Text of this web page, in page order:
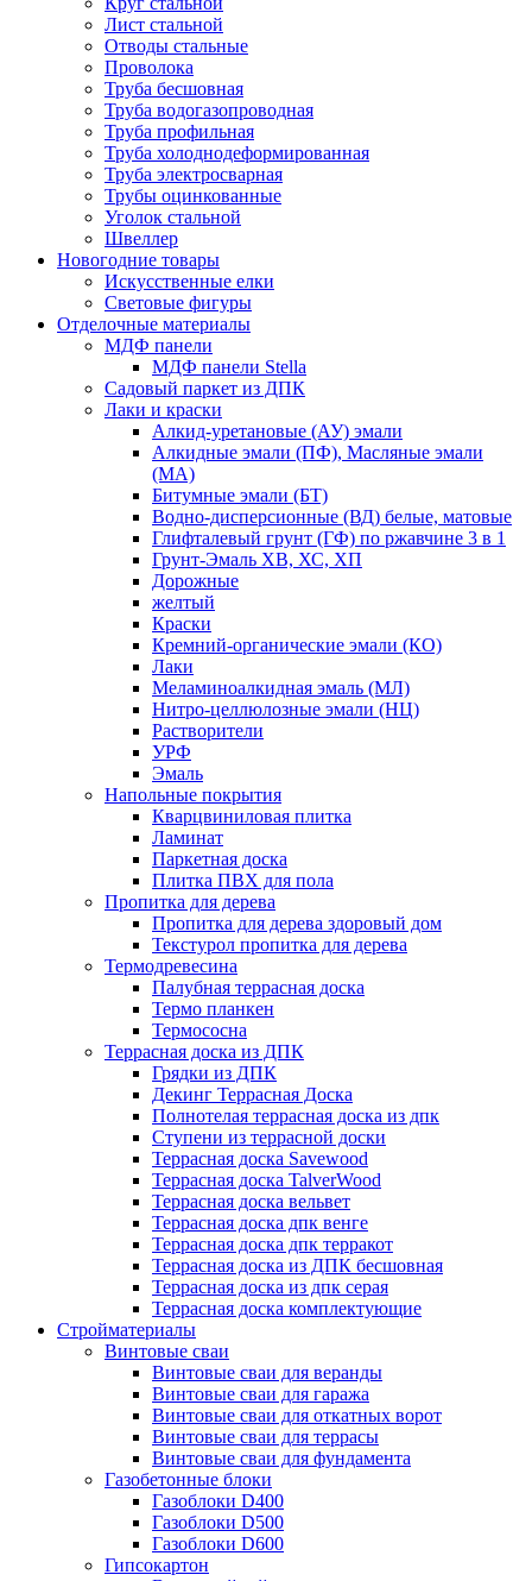
Лист стальной
Отводы стальные
Проволока
Труба бесшовная
Труба водогазопроводная
Труба профильная
Труба холоднодеформированная
Труба электросварная
Трубы оцинкованные
Уголок стальной
Швеллер
Новогодние товары
Искусственные елки
Световые фигуры
Отделочные материалы
МДФ панели
МДФ панели Stella
Садовый паркет из ДПК
Лаки и краски
Алкид-уретановые (АУ) эмали
Алкидные эмали (ПФ), Масляные эмали
(МА)
Битумные эмали (БТ)
Водно-дисперсионные (ВД) белые, матовые
Глифталевый грунт (ГФ) по ржавчине 3 в 1
Грунт-Эмаль ХВ, ХС, ХП
Дорожные
желтый
Краски
Кремний-органические эмали (КО)
Лаки
Меламиноалкидная эмаль (МЛ)
Нитро-целлюлозные эмали (НЦ)
Растворители
УРФ
Эмаль
Напольные покрытия
Кварцвиниловая плитка
Ламинат
Паркетная доска
Плитка ПВХ для пола
Пропитка для дерева
Пропитка для дерева здоровый дом
Текстурол пропитка для дерева
Термодревесина
Палубная террасная доска
Термо планкен
Термососна
Террасная доска из ДПК
Грядки из ДПК
Декинг Террасная Доска
Полнотелая террасная доска из дпк
Ступени из террасной доски
Террасная доска Savewood
Террасная доска TalverWood
Террасная доска вельвет
Террасная доска дпк венге
Террасная доска дпк терракот
Террасная доска из ДПК бесшовная
Террасная доска из дпк серая
Террасная доска комплектующие
Стройматериалы
Винтовые сваи
Винтовые сваи для веранды
Винтовые сваи для гаража
Винтовые сваи для откатных ворот
Винтовые сваи для террасы
Винтовые сваи для фундамента
Газобетонные блоки
Газоблоки D400
Газоблоки D500
Газоблоки D600
Гипсокартон